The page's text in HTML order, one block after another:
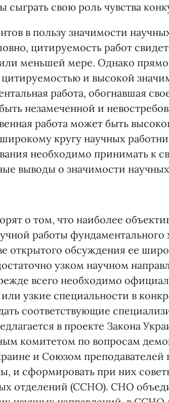
сыграть свою роль чувства
в пользу значимости
цитируемость работ
меньшей мере. Однако
и высокой
работа, обогнавшая
незамеченной и
работа может быть
кругу научных
необходимо принимать к
выводы о значимости
о том, что наиболее
работы фундаментального
открытого обсуждения ее
узком научном
всего необходимо
узкие специальности в
соответствующие
в проекте Закона
комитетом по вопросам
и Союзом
и сформировать при них
отделений (ССНО). СНО